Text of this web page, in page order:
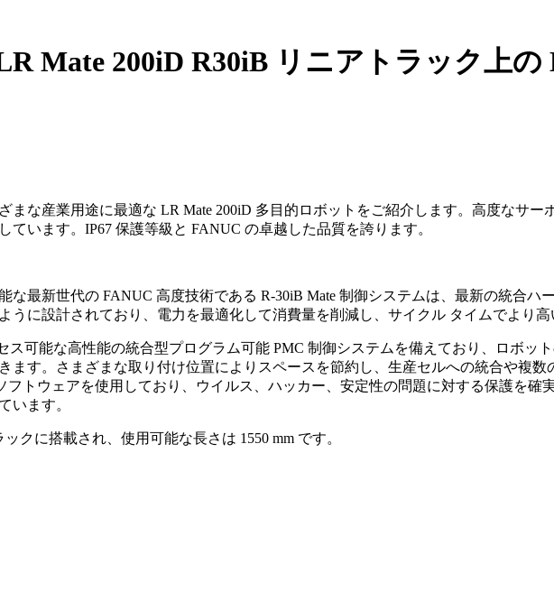
Mate 200iD R30iB リニアトラック上の
まな産業用途に最適な LR Mate 200iD 多目的ロボットをご紹介します。高度なサ
います。IP67 保護等級と FANUC の卓越した品質を誇ります。
な最新世代の FANUC 高度技術である R-30iB Mate 制御システムは、最新の統合ハ
うに設計されており、電力を最適化して消費量を削減し、サイクル タイムでより
ス可能な高性能の統合型プログラム可能 PMC 制御システムを備えており、ロボッ
ます。さまざまな取り付け位置によりスペースを節約し、生産セルへの統合や複
トウェアを使用しており、ウイルス、ハッカー、安定性の問題に対する保護を確
います。
クに搭載され、使用可能な長さは 1550 mm です。